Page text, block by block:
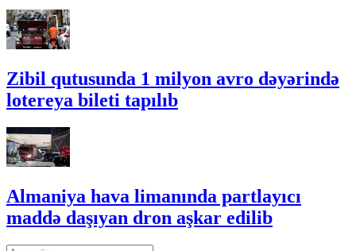
Zibil qutusunda 1 milyon avro dəyərində
lotereya bileti tapılıb
Almaniya hava limanında partlayıcı
maddə daşıyan dron aşkar edilib